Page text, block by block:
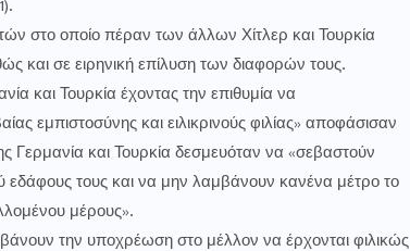
στο οποίο πέραν των άλλων Χίτλερ και Τουρκία
σε ειρηνική επίλυση των διαφορών τους.
και Τουρκία έχοντας την επιθυμία να
εμπιστοσύνης και ειλικρινούς φιλίας» αποφάσισαν
Γερμανία και Τουρκία δεσμευόταν να «σεβαστούν
εδάφους τους και να μην λαμβάνουν κανένα μέτρο το
μέρους».
την υποχρέωση στο μέλλον να έρχονται φιλικώς